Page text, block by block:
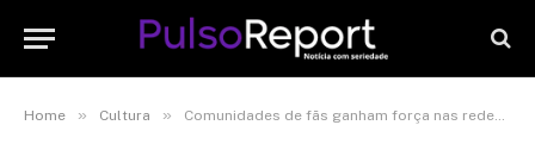
Home » Cultura » Comunidades de fãs ganham força nas redes e transformam admiração por artistas em projetos de alcance global